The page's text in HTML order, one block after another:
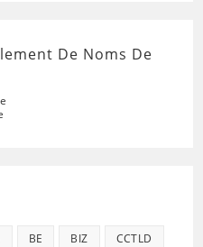
De Noms De
BE BIZ CCTLD